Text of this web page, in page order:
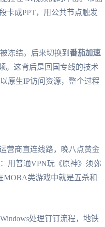
成PPT，用公共节点触发
冻结。后来切换到 番茄加速
。这背后是回国专线的技术
原生IP访问资源，整个过程
营商直连线路，晚八点黄金
用普通VPN玩《原神》须弥
MOBA类游戏中就是五杀和
处理钉钉流程，地铁